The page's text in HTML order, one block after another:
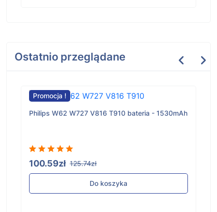
Ostatnio przeglądane
Promocja !
Philips W62 W727 V816 T910 bateria - 1530mAh
100.59zł 125.74zł
Do koszyka